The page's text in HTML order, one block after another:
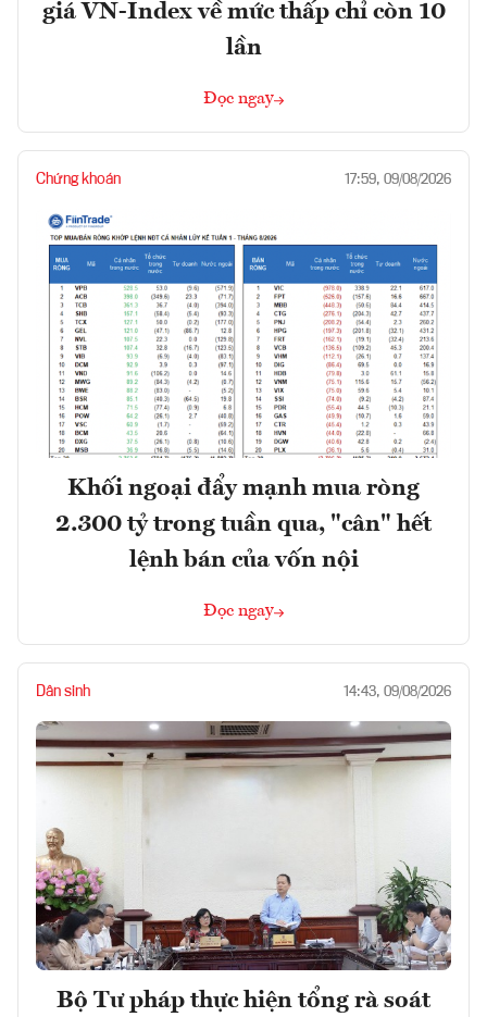
giá VN-Index về mức thấp chỉ còn 10
lần
Đọc ngay
Chứng khoán 17:59, 09/08/2026
Khối ngoại đẩy mạnh mua ròng
2.300 tỷ trong tuần qua, "cân" hết
lệnh bán của vốn nội
Đọc ngay
Dân sinh 14:43, 09/08/2026
Bộ Tư pháp thực hiện tổng rà soát